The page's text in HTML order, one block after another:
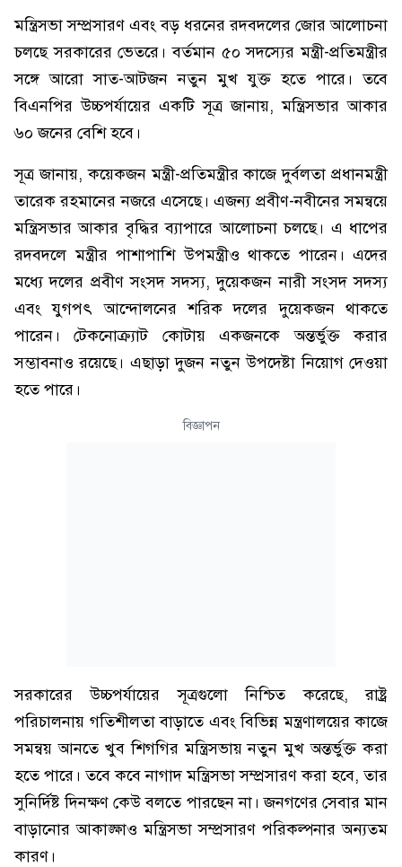
মন্ত্রিসভা সম্প্রসারণ এবং বড় ধরনের রদবদলের জোর আলোচনা
চলছে সরকারের ভেতরে। বর্তমান ৫০ সদস্যের মন্ত্রী-প্রতিমন্ত্রীর
সঙ্গে আরো সাত-আটজন নতুন মুখ যুক্ত হতে পারে। তবে
বিএনপির উচ্চপর্যায়ের একটি সূত্র জানায়, মন্ত্রিসভার আকার
৬০ জনের বেশি হবে।
সূত্র জানায়, কয়েকজন মন্ত্রী-প্রতিমন্ত্রীর কাজে দুর্বলতা প্রধানমন্ত্রী
তারেক রহমানের নজরে এসেছে। এজন্য প্রবীণ-নবীনের সমন্বয়ে
মন্ত্রিসভার আকার বৃদ্ধির ব্যাপারে আলোচনা চলছে। এ ধাপের
রদবদলে মন্ত্রীর পাশাপাশি উপমন্ত্রীও থাকতে পারেন। এদের
মধ্যে দলের প্রবীণ সংসদ সদস্য, দুয়েকজন নারী সংসদ সদস্য
এবং যুগপৎ আন্দোলনের শরিক দলের দুয়েকজন থাকতে
পারেন। টেকনোক্র্যাট কোটায় একজনকে অন্তর্ভুক্ত করার
সম্ভাবনাও রয়েছে। এছাড়া দুজন নতুন উপদেষ্টা নিয়োগ দেওয়া
হতে পারে।
বিজ্ঞাপন
সরকারের উচ্চপর্যায়ের সূত্রগুলো নিশ্চিত করেছে, রাষ্ট্র
পরিচালনায় গতিশীলতা বাড়াতে এবং বিভিন্ন মন্ত্রণালয়ের কাজে
সমন্বয় আনতে খুব শিগগির মন্ত্রিসভায় নতুন মুখ অন্তর্ভুক্ত করা
হতে পারে। তবে কবে নাগাদ মন্ত্রিসভা সম্প্রসারণ করা হবে, তার
সুনির্দিষ্ট দিনক্ষণ কেউ বলতে পারছেন না। জনগণের সেবার মান
বাড়ানোর আকাঙ্ক্ষাও মন্ত্রিসভা সম্প্রসারণ পরিকল্পনার অন্যতম
কারণ।